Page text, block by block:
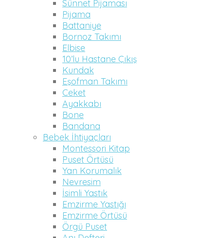
Sünnet Pijaması
Pijama
Battaniye
Bornoz Takımı
Elbise
10’lu Hastane Çıkış
Kundak
Eşofman Takımı
Ceket
Ayakkabı
Bone
Bandana
Bebek İhtiyaçları
Montessori Kitap
Puset Örtüsü
Yan Korumalık
Nevresim
İsimli Yastık
Emzirme Yastığı
Emzirme Örtüsü
Örgü Puset